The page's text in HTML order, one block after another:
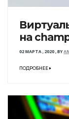
на
02 МАРТА , 2020,BY
ПОДРОБНЕЕ